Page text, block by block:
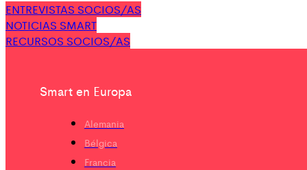
ENTREVISTAS SOCIOS/AS
NOTICIAS SMART
RECURSOS SOCIOS/AS
Smart en Europa
Alemania
Bélgica
Francia